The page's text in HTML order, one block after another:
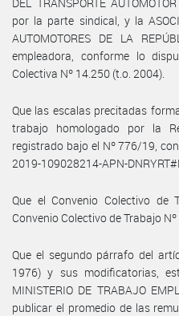
por la parte sindical, y la
AUTOMOTORES DE LA
empleadora, conforme lo
Colectiva Nº 14.250 (t.o. 2004).
Que las escalas precitadas
trabajo homologado por la
registrado bajo el Nº 776/19,
2019-109028214-APN-
Que el Convenio Colectivo de
Convenio Colectivo de Trabajo
Que el segundo párrafo del
1976) y sus modificatorias,
MINISTERIO DE TRABAJO
publicar el promedio de las